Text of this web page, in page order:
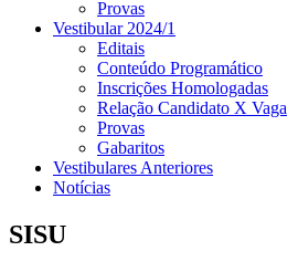
Provas
Vestibular 2024/1
Editais
Conteúdo Programático
Inscrições Homologadas
Relação Candidato X Vaga
Provas
Gabaritos
Vestibulares Anteriores
Notícias
SISU